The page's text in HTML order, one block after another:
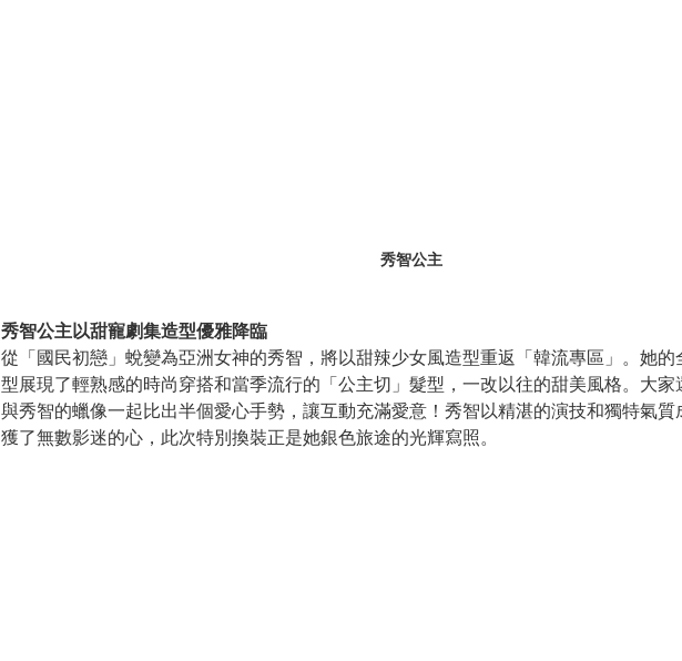
秀智公主
秀智公主以甜寵劇集造型優雅降臨
從「國民初戀」蛻變為亞洲女神的秀智，將以甜辣少女風造型重返「韓流專區」。她的
型展現了輕熟感的時尚穿搭和當季流行的「公主切」髮型，一改以往的甜美風格。大家
與秀智的蠟像一起比出半個愛心手勢，讓互動充滿愛意！秀智以精湛的演技和獨特氣質
獲了無數影迷的心，此次特別換裝正是她銀色旅途的光輝寫照。